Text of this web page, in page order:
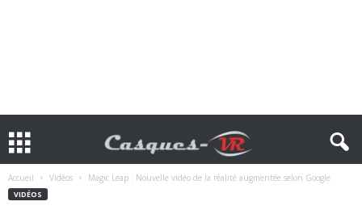
Accueil Vidéos Magic Leap : Nouvelle vidéo de la réalité augmentée selon Google
VIDÉOS